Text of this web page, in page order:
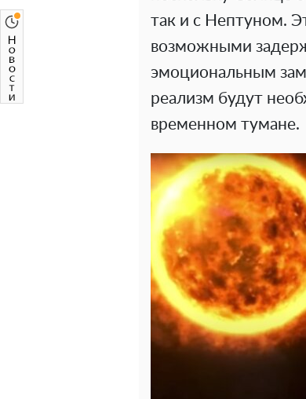
так и с Нептуном.
возможными
эмоциональным
реализм будут
временном тумане.